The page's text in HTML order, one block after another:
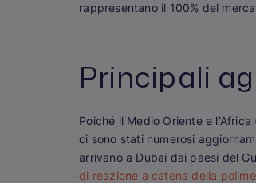
rappresentano il 100% del
Principali
Poiché il Medio Oriente e
ci sono stati numerosi
arrivano a Dubai dai paesi del
di reazione a catena della